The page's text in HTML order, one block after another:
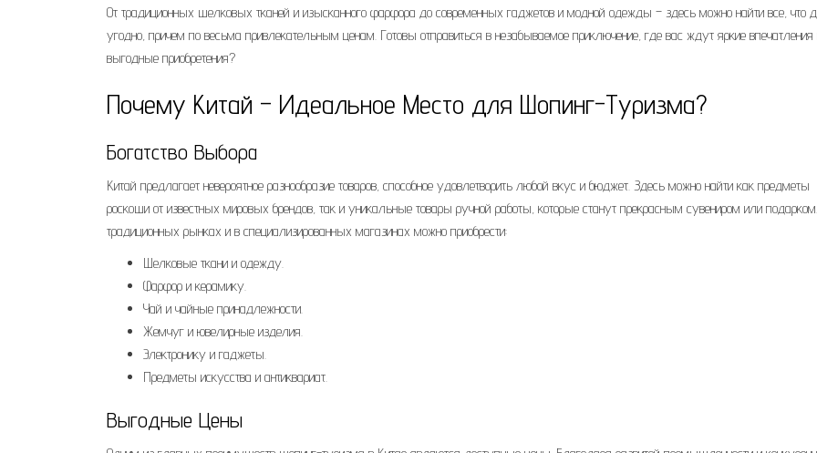
От традиционных шелковых тканей и изысканного фарфора до современных гаджетов и модной одежды – здесь можно найти все, что
угодно, причем по весьма привлекательным ценам. Готовы отправиться в незабываемое приключение, где вас ждут яркие впечатления
выгодные приобретения?
Почему Китай – Идеальное Место для Шопинг-Туризма?
Богатство Выбора
Китай предлагает невероятное разнообразие товаров, способное удовлетворить любой вкус и бюджет. Здесь можно найти как предметы
роскоши от известных мировых брендов, так и уникальные товары ручной работы, которые станут прекрасным сувениром или
традиционных рынках и в специализированных магазинах можно приобрести:
Шелковые ткани и одежду.
Фарфор и керамику.
Чай и чайные принадлежности.
Жемчуг и ювелирные изделия.
Электронику и гаджеты.
Предметы искусства и антиквариат.
Выгодные Цены